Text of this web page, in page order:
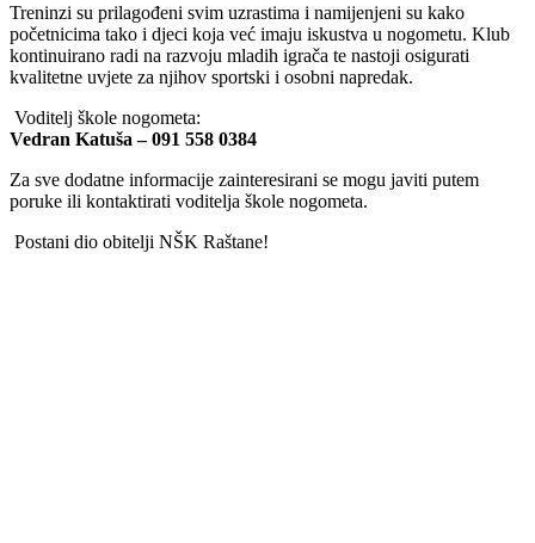
Treninzi su prilagođeni svim uzrastima i namijenjeni su kako
početnicima tako i djeci koja već imaju iskustva u nogometu. Klub
kontinuirano radi na razvoju mladih igrača te nastoji osigurati
kvalitetne uvjete za njihov sportski i osobni napredak.
Voditelj škole nogometa:
Vedran Katuša – 091 558 0384
Za sve dodatne informacije zainteresirani se mogu javiti putem
poruke ili kontaktirati voditelja škole nogometa.
Postani dio obitelji NŠK Raštane!